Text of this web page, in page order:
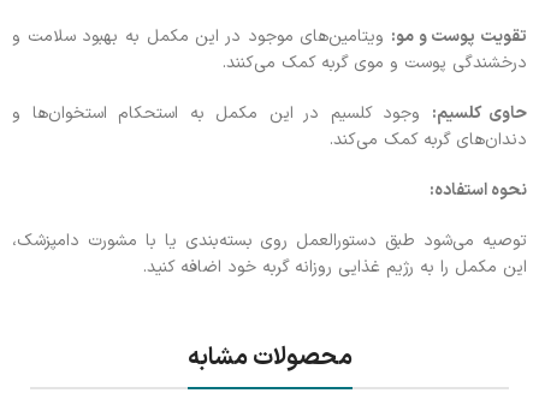
تقویت پوست و مو: ویتامین‌های موجود در این مکمل به بهبود سلامت و
درخشندگی پوست و موی گربه کمک می‌کنند.
حاوی کلسیم: وجود کلسیم در این مکمل به استحکام استخوان‌ها و
دندان‌های گربه کمک می‌کند.
نحوه استفاده:
توصیه می‌شود طبق دستورالعمل روی بسته‌بندی یا با مشورت دامپزشک،
این مکمل را به رژیم غذایی روزانه گربه خود اضافه کنید.
محصولات مشابه